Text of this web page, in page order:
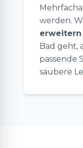
werden.
erweitern
Bad geht,
passende
saubere